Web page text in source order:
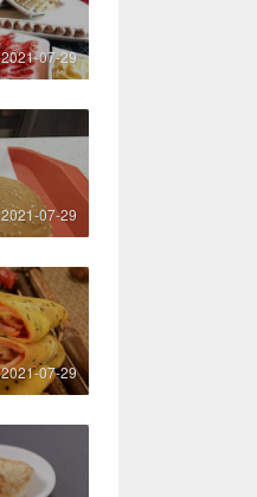
2021-07-29
2021-07-29
2021-07-29